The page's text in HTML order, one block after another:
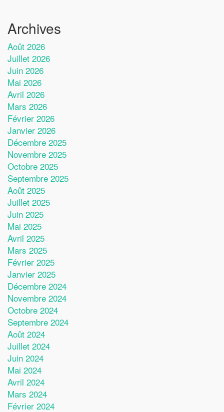
Archives
Août 2026
Juillet 2026
Juin 2026
Mai 2026
Avril 2026
Mars 2026
Février 2026
Janvier 2026
Décembre 2025
Novembre 2025
Octobre 2025
Septembre 2025
Août 2025
Juillet 2025
Juin 2025
Mai 2025
Avril 2025
Mars 2025
Février 2025
Janvier 2025
Décembre 2024
Novembre 2024
Octobre 2024
Septembre 2024
Août 2024
Juillet 2024
Juin 2024
Mai 2024
Avril 2024
Mars 2024
Février 2024